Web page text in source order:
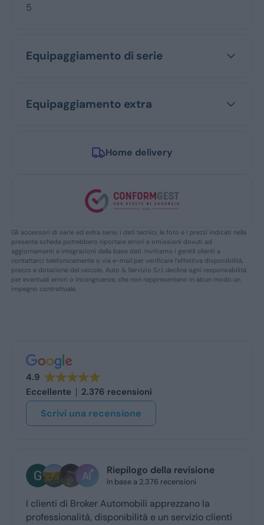
5
Equipaggiamento di serie
Equipaggiamento extra
Home delivery
Gli accessori di serie ed extra serie, i dati tecnici, le foto e i prezzi indicati nella
presente scheda potrebbero riportare errori e omissioni dovuti ad
aggiornamenti e integrazioni della base dati. Invitiamo i gentili clienti a
contattarci telefonicamente o via e-mail per verificare l’effettiva disponibilità,
prezzo e dotazione del veicolo. Auto & Servizio S.r.l. declina ogni responsabilità
per eventuali errori o incongruenze, che non reppresentano in alcun modo un
impegno contrattuale.
4.9
Eccellente
2.376 recensioni
Scrivi una recensione
Giancarlo Meloni
1 giorno fa
Ho acquistato una panda cross. Devo